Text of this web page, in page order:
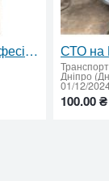
СТО на Парусе Гараж77: Професійне Обслуговування Гальмівної Системи СТО на
Дніпро
01/12/
100.00 ₴